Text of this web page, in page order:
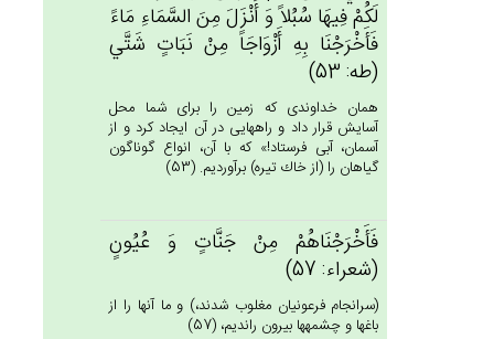
لَكُم‌ْ فِيهَا سُبُلاً وَ أَنْزَل‌َ مِن‌َ السَّمَاءِ مَاءً
فَأَخْرَجْنَا بِه‌ِ أَزْوَاجَاً مِنْ‌ نَبَات‌ٍ شَتَّي‌
(طه: 53)
همان خداوندى كه زمين را براى شما محل
آسايش قرار داد و راه‏هايى در آن ايجاد كرد و از
آسمان، آبى فرستاد!» كه با آن، انواع گوناگون
گياهان را (از خاك تيره) برآورديم. (53)
فَأَخْرَجْنَاهُمْ‌ مِنْ‌ جَنَّات‌ٍ وَ عُيُون‌ٍ
(شعراء: 57)
(سرانجام فرعونيان مغلوب شدند،) و ما آنها را از
باغها و چشمه‏ها بيرون رانديم، (57)